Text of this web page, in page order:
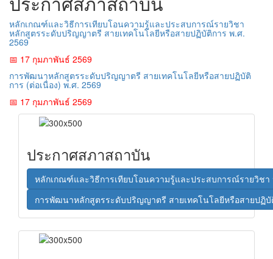
หลักเกณฑ์และวิธีการเทียบโอนความรู้และประสบการณ์รายวิชา
หลักสูตรระดับปริญญาตรี สายเทคโนโลยีหรือสายปฏิบัติการ พ.ศ.
2569
📅 17 กุมภาพันธ์ 2569
การพัฒนาหลักสูตรระดับปริญญาตรี สายเทคโนโลยีหรือสายปฏิบัติ
การ (ต่อเนื่อง) พ.ศ. 2569
📅 17 กุมภาพันธ์ 2569
ประกาศสภาสถาบัน
หลักเกณฑ์และวิธีการเทียบโอนความรู้และประสบการณ์รายวิช
การพัฒนาหลักสูตรระดับปริญญาตรี สายเทคโนโลยีหรือสายปฏิบั